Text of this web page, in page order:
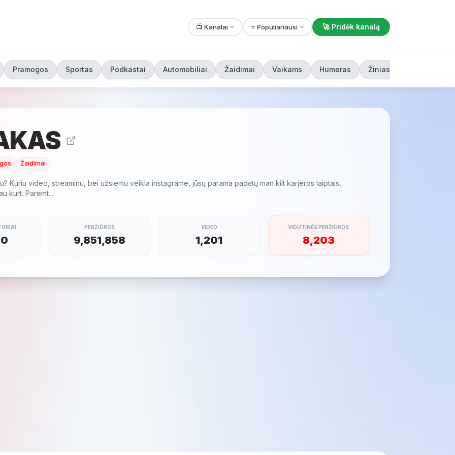
📺 Kanalai ⭐ Populiariausi 🚀 Pridėk kanalą
Pramogos Sportas Podkastai Automobiliai Žaidimai Vaikams Humoras Žiniasklaida
Žaidimai
Kuriu video, streaminu, bei užsiemu veikla instagrame, jūsų parama padėtų man kilt karjeros laiptais,
kurt. Paremt...
PERŽIŪROS
9,851,858
VIDEO
1,201
VIDUTINĖS PERŽIŪROS
8,203